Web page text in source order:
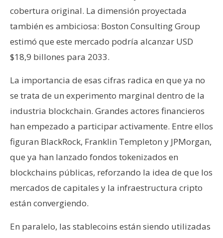
cobertura original. La dimensión proyectada
también es ambiciosa: Boston Consulting Group
estimó que este mercado podría alcanzar USD
$18,9 billones para 2033.
La importancia de esas cifras radica en que ya no
se trata de un experimento marginal dentro de la
industria blockchain. Grandes actores financieros
han empezado a participar activamente. Entre ellos
figuran BlackRock, Franklin Templeton y JPMorgan,
que ya han lanzado fondos tokenizados en
blockchains públicas, reforzando la idea de que los
mercados de capitales y la infraestructura cripto
están convergiendo.
En paralelo, las stablecoins están siendo utilizadas